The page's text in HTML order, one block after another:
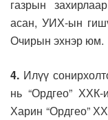
газрын
асан, УИХ-ын
Очирын эхнэр юм.
4. Илүү
нь “Ордгео” ХХК-
Харин “Ордгео”